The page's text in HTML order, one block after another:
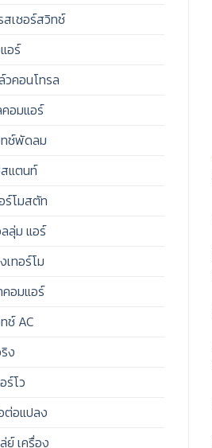
สเชอร์สวิทช์
อร์
วคอนโทรล
คอมแอร์
ทช์พัดลม
สแตนท์
ร์โมสตัท
ลลุ่ม แอร์
เทอร์โม
คอมแอร์
ช์ AC
ง
ร์โว
ต่อแปลง
ย์ เครื่อง